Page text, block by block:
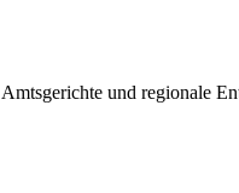
und regionale